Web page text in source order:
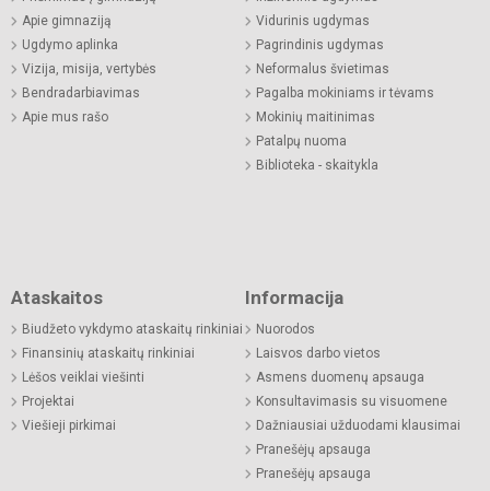
Apie gimnaziją
Ugdymo aplinka
Vizija, misija, vertybės
Bendradarbiavimas
Apie mus rašo
Vidurinis ugdymas
Pagrindinis ugdymas
Neformalus švietimas
Pagalba mokiniams ir tėvams
Mokinių maitinimas
Patalpų nuoma
Biblioteka - skaitykla
Ataskaitos
Biudžeto vykdymo ataskaitų rinkiniai
Finansinių ataskaitų rinkiniai
Lėšos veiklai viešinti
Projektai
Viešieji pirkimai
Informacija
Nuorodos
Laisvos darbo vietos
Asmens duomenų apsauga
Konsultavimasis su visuomene
Dažniausiai užduodami klausimai
Pranešėjų apsauga
Pranešėjų apsauga